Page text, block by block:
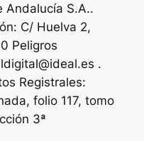
Andalucía S.A..
C/ Huelva 2,
Peligros
.
Registrales:
folio 117, tomo
3ª